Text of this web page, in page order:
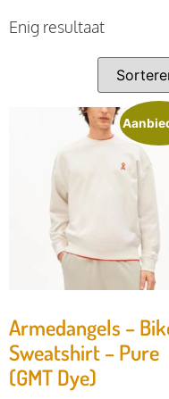
Enig resultaat
Armedangels –
Sweatshirt – Pure
(GMT Dye)